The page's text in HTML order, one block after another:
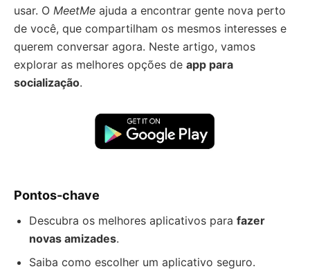
usar. O MeetMe ajuda a encontrar gente nova perto
de você, que compartilham os mesmos interesses e
querem conversar agora. Neste artigo, vamos
explorar as melhores opções de app para
socialização.
Pontos-chave
Descubra os melhores aplicativos para fazer
novas amizades.
Saiba como escolher um aplicativo seguro.